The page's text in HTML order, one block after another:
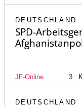
DEUTSCHLAND
SPD-
JF-Online 3
DEUTSCHLAND